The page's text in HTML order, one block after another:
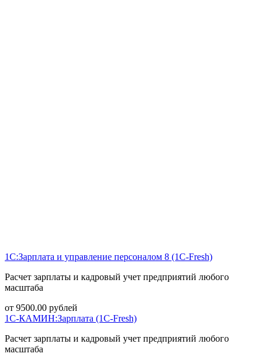
1С:Зарплата и управление персоналом 8 (1С-Fresh)
Расчет зарплаты и кадровый учет предприятий любого
масштаба
от 9500.00 рублей
1С-КАМИН:Зарплата (1С-Fresh)
Расчет зарплаты и кадровый учет предприятий любого
масштаба